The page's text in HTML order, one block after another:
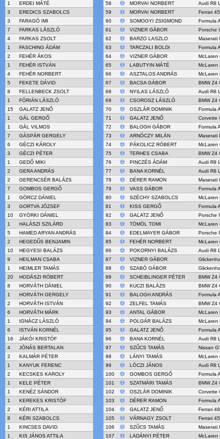
1
ERDEI MÁTÉ
3
EREDICS SZABOLCS
3
FARAGÓ IMI
7
FARKAS LÁSZLÓ
4
FARKAS ZSOLT
1
FASCHING ÁDÁM
2
FEHÉR ÁKOS
1
FEHÉR ISTVÁN
4
FEHÉR NORBERT
5
FEKETE DÁVID
8
FELLENBECK ZSOLT
1
FÓRIÁN LÁSZLÓ
15
GALATZ JENŐ
1
GÁL GERGŐ
1
GÁL VILMOS
7
GÁSPÁR GERGELY
6
GÉCZI KÁROLY
3
GÉCZI PÉTER
1
GEDŐ MIKI
2
GERA ANDRÁS
2
GERENCSÉR BALÁZS
7
GOMBOS GERGŐ
1
GÖRCZ DÁNIEL
3
GORTVA JÓZSEF
10
GYÖRKI DÁNIEL
1
HALÁSZI SZILÁRD
5
HAMED ARYAN ANDRÁS
2
HEGEDŰS BENJAMIN
10
HEGYESI BALÁZS
9
HEILMAN CSABA
1
HEIMLER TAMÁS
20
HODÁSZI RÓBERT
8
HORVÁTH DÁNIEL
1
HORVÁTH GERGELY
2
HORVÁTH ISTVÁN
6
HORVÁTH MÁRK
1
IGNÁCZ LÁSZLÓ
6
ISTVÁN KORNÉL
16
JÁKÓI KRISTÓF
4
JÓNÁS BERTALAN
2
KALMÁR PÉTER
1
KANYUK FERENC
2
KECSKES KAROLY
1
KELE PÉTER
1
KENÉZ SÁNDOR
1
KEREKES KRISTÓF
2
KÉRI ATTILA
8
KÉRI SZABOLCS
1
KINCSES DAVID
1
KIS JÁNOS ATTILA
58
MORVAI NORBERT
Audi R8
59
MORVAI NORBERT
Ferrari
60
SOMOGYI ZSIGMOND
Formula
61
VIZNER GÁBOR
Porsche
62
BARZO LASZLO
Maserati
63
TARCZALI BOLDI
Formula
64
VIZNER GÁBOR
McLaren
65
LABUTYIN MÁTÉ
McLaren
66
ASZTALOS ANDRÁS
McLaren
67
BACSA GÁBOR
BMW Z4
68
NYILAS LÁSZLÓ
Audi R8
69
CSOROSZ LÁSZLÓ
BMW Z4
70
OSZLÁR DOMINIK
Formula
71
GALATZ JENŐ
Corvette
72
BALOGH GÁBOR
Formula
73
ARNÓCZY MILÁN
Maserati
74
PÁKOLICZ RÓBERT
McLaren
75
TERHES CSABA
BMW Z4
76
PINCZÉS ÁDÁM
Audi R8
77
BANA KORNÉL
Audi R8
78
DÉRER RAMON
Maserati
79
VASS GÁBOR
Formula
80
SZÉCHY SZABOLCS
McLaren
81
KISS GERGŐ
Formula
82
GALATZ JENŐ
Porsche
83
TÖMÖL TOMI
McLaren
84
EDELMAYER GÁBOR
Porsche
85
FEHÉR NORBERT
McLaren
86
POKORNYI BALÁZS
Audi R8
87
VIZNER GÁBOR
88
SZABÓ GÁBOR
89
SCHEIBLINGER PÉTER
BMW Z4
90
KUCZI BALÁZS
BMW Z4
91
BALOGH ANDRÁS
Formula
92
ZELFEL TAMÁS
BMW Z4
93
ANTAL GÁBOR
McLaren
94
POLGÁR BALÁZS
McLaren
95
GALATZ JENŐ
Formula
96
BANA KORNÉL
Audi R8
97
SZŰCS TAMÁS
Nissan
98
LÁNYI TAMÁS
McLaren
99
LÓCZI JÁNOS
Audi R8
100
GOMBOS GERGŐ
Formula
101
SZATMÁRI TAMÁS
BMW Z4
102
OSZLÁR DOMINIK
Corvette
103
DÉRER RAMON
Formula
104
GALATZ JENŐ
Ferrari
105
VÁRNAGY ZSOLT
Ferrari
106
SZŰCS TAMÁS
Maserati
107
LADÁNYI PÉTER
McLaren